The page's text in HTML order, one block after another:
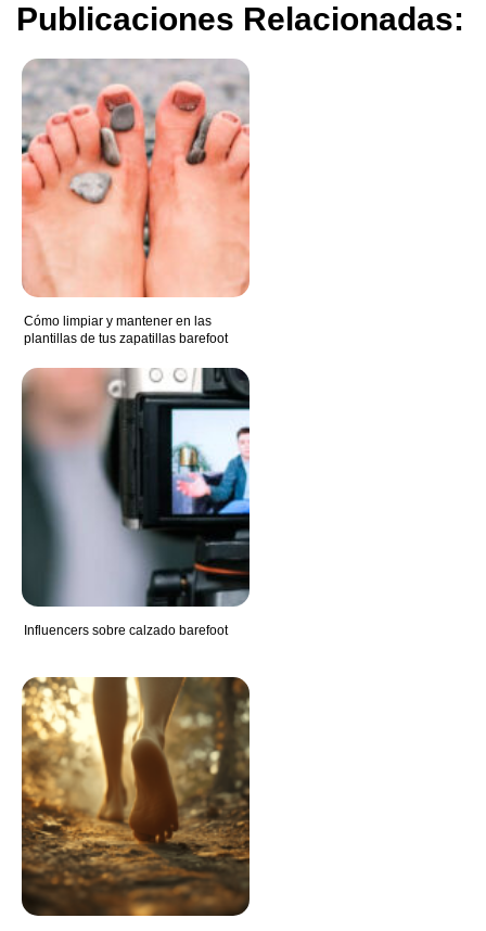
Publicaciones Relacionadas:
Cómo limpiar y mantener en las
plantillas de tus zapatillas barefoot
Influencers sobre calzado barefoot